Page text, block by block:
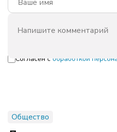
Согласен с обработкой
Общество